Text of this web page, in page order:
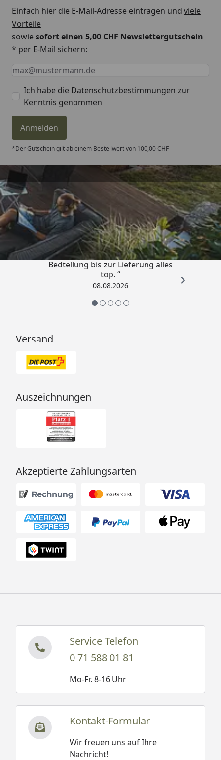
Stärke Nutzschicht
ca. 0,6 mm
Deckmaß
Verlegung
Verlegung
Verlegesystem
Integrierter
nein
Feuchtraumgeeignet
wasserresistent 4 Std.
Verpackungseinheit
(VPE)
2,772 m²
Einfach hier die E-Mail-Adresse eintragen und viele
Vorteile
sowiesofort einen 5,00 CHF Newslettergutschein
* per E-Mail sichern:
Keine Eingabe erforderlich
Eingabe erforderlich
E-Mail *
Ich habe die Datenschutzbestimmungen zur
Kenntnis genommen
Anmelden
*Der Gutschein gilt ab einem Bestellwert von 100,00 CHF
Trusted Shops
4,81/ 5
„Von der Beschreigung über die
Bedtellung bis zur Lieferung alles
top. “
08.08.2026
Versand
Auszeichnungen
Akzeptierte Zahlungsarten
Service Telefon
0 71 588 01 81
Mo-Fr. 8-16 Uhr
Kontakt-Formular
Wir freuen uns auf Ihre
Nachricht!